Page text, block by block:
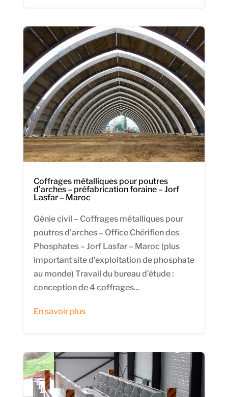
Coffrages métalliques pour poutres
d’arches – préfabrication foraine – Jorf
Lasfar – Maroc
Génie civil – Coffrages métalliques pour
poutres d’arches – Office Chérifien des
Phosphates – Jorf Lasfar – Maroc (plus
important site d’exploitation de phosphate
au monde) Travail du bureau d’étude :
conception de 4 coffrages...
En savoir plus